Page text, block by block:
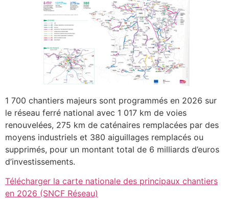
1 700 chantiers majeurs sont programmés en 2026 sur
le réseau ferré national avec 1 017 km de voies
renouvelées, 275 km de caténaires remplacées par des
moyens industriels et 380 aiguillages remplacés ou
supprimés, pour un montant total de 6 milliards d’euros
d’investissements.
Télécharger la carte nationale des principaux chantiers
en 2026 (SNCF Réseau)